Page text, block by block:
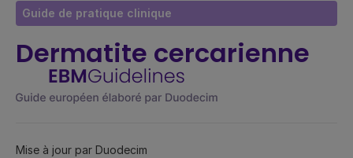
Guide de pratique clinique
Dermatite cercarienne
Mise à jour par Duodecim